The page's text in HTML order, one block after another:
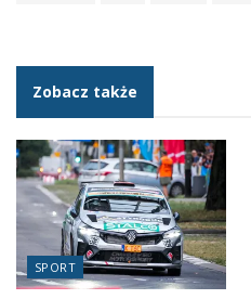
Zobacz także
SPORT